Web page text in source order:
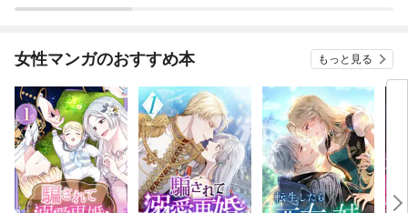
が、出世した元教え子
らない件～ 第1話
女性マンガのおすすめ本 もっと見る